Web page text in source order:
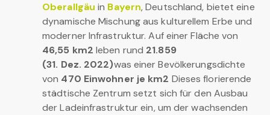
Oberallgäu in Bayern, Deutschland, bietet eine
dynamische Mischung aus kulturellem Erbe und
moderner Infrastruktur. Auf einer Fläche von
46,55 km2 leben rund 21.859
(31. Dez. 2022)was einer Bevölkerungsdichte
von 470 Einwohner je km2 Dieses florierende
städtische Zentrum setzt sich für den Ausbau
der Ladeinfrastruktur ein, um der wachsenden